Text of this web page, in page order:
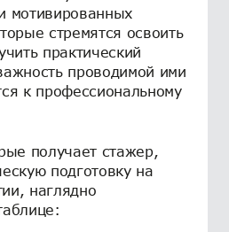
мотивированных
стремятся освоить
практический
проводимой ими
к профессиональному
получает стажер,
подготовку на
наглядно